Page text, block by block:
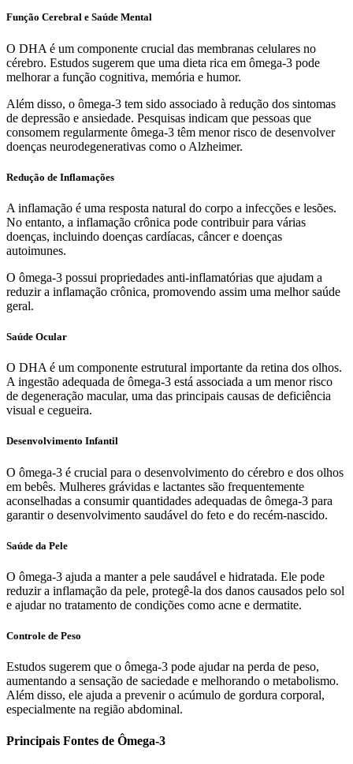
Função Cerebral e Saúde Mental
O DHA é um componente crucial das membranas celulares no
cérebro. Estudos sugerem que uma dieta rica em ômega-3 pode
melhorar a função cognitiva, memória e humor.
Além disso, o ômega-3 tem sido associado à redução dos sintomas
de depressão e ansiedade. Pesquisas indicam que pessoas que
consomem regularmente ômega-3 têm menor risco de desenvolver
doenças neurodegenerativas como o Alzheimer.
Redução de Inflamações
A inflamação é uma resposta natural do corpo a infecções e lesões.
No entanto, a inflamação crônica pode contribuir para várias
doenças, incluindo doenças cardíacas, câncer e doenças
autoimunes.
O ômega-3 possui propriedades anti-inflamatórias que ajudam a
reduzir a inflamação crônica, promovendo assim uma melhor saúde
geral.
Saúde Ocular
O DHA é um componente estrutural importante da retina dos olhos.
A ingestão adequada de ômega-3 está associada a um menor risco
de degeneração macular, uma das principais causas de deficiência
visual e cegueira.
Desenvolvimento Infantil
O ômega-3 é crucial para o desenvolvimento do cérebro e dos olhos
em bebês. Mulheres grávidas e lactantes são frequentemente
aconselhadas a consumir quantidades adequadas de ômega-3 para
garantir o desenvolvimento saudável do feto e do recém-nascido.
Saúde da Pele
O ômega-3 ajuda a manter a pele saudável e hidratada. Ele pode
reduzir a inflamação da pele, protegê-la dos danos causados pelo sol
e ajudar no tratamento de condições como acne e dermatite.
Controle de Peso
Estudos sugerem que o ômega-3 pode ajudar na perda de peso,
aumentando a sensação de saciedade e melhorando o metabolismo.
Além disso, ele ajuda a prevenir o acúmulo de gordura corporal,
especialmente na região abdominal.
Principais Fontes de Ômega-3